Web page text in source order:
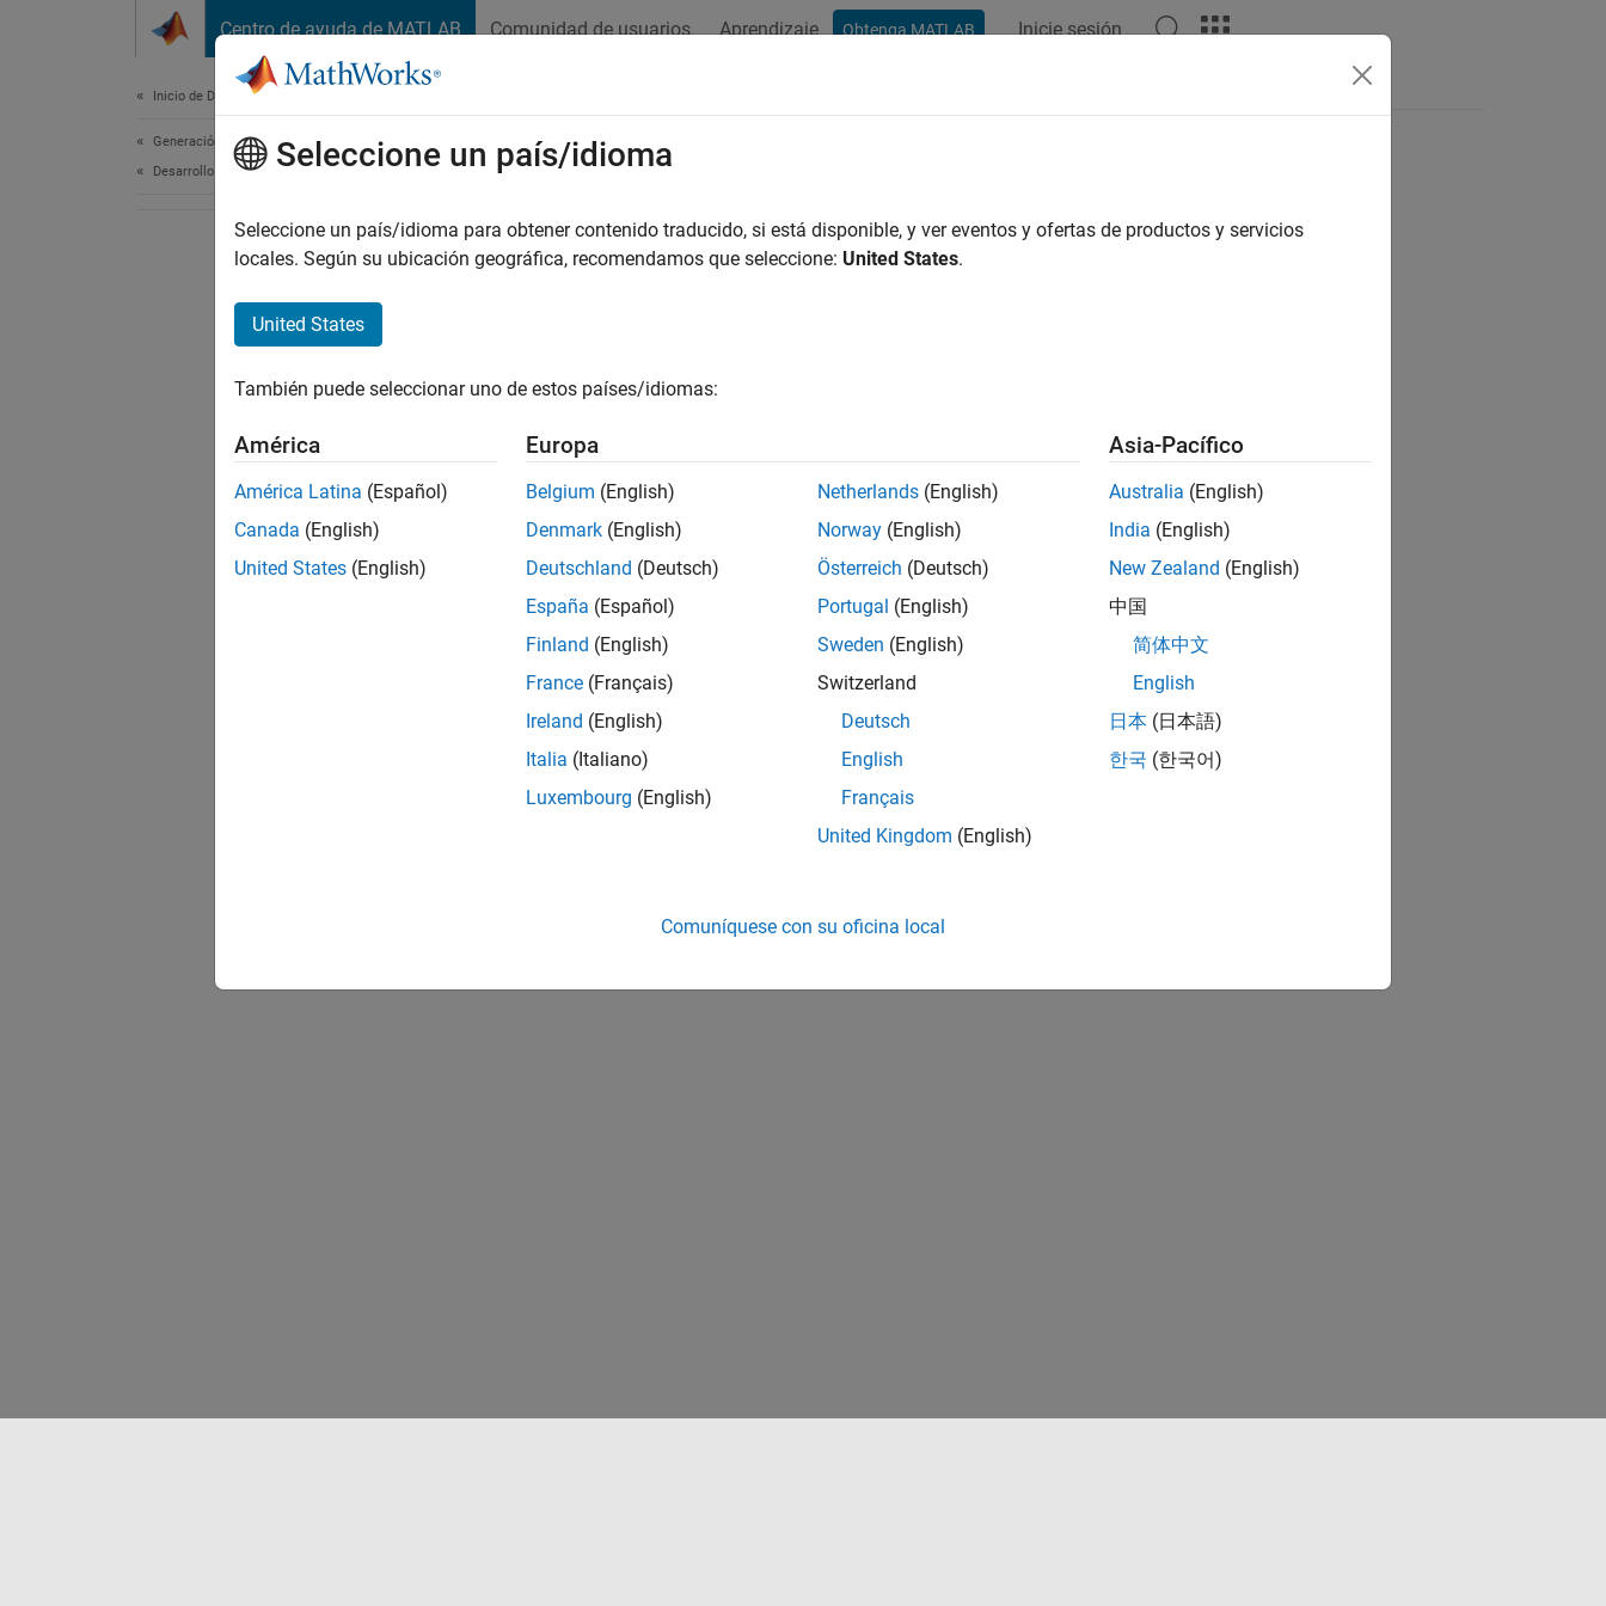
Centro de ayuda de MATLAB Comunidad de usuarios Aprendizaje Obtenga MATLAB Inicie sesión
Inicio de Documentación
Generación de código
Desarrollo de FPGA, ASIC y SoC
¿Qué tan útil fue esta traducción?
Seleccione un país/idioma
Seleccione un país/idioma para obtener contenido traducido, si está disponible, y ver eventos y ofertas de productos y servicios
locales. Según su ubicación geográfica, recomendamos que seleccione: United States.
United States
También puede seleccionar uno de estos países/idiomas:
América
América Latina (Español)
Canada (English)
United States (English)
Europa
Belgium (English)
Denmark (English)
Deutschland (Deutsch)
España (Español)
Finland (English)
France (Français)
Ireland (English)
Italia (Italiano)
Luxembourg (English)
Netherlands (English)
Norway (English)
Österreich (Deutsch)
Portugal (English)
Sweden (English)
Switzerland
Deutsch
English
Français
United Kingdom (English)
Asia-Pacífico
Australia (English)
India (English)
New Zealand (English)
中国
简体中文
English
日本 (日本語)
한국 (한국어)
Comuníquese con su oficina local